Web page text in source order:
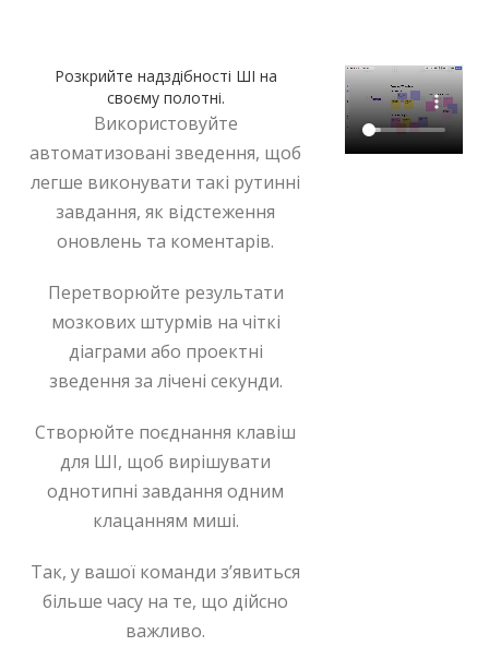
Розкрийте надздібності ШІ на
своєму полотні.
Використовуйте
автоматизовані зведення, щоб
легше виконувати такі рутинні
завдання, як відстеження
оновлень та коментарів.
Перетворюйте результати
мозкових штурмів на чіткі
діаграми або проектні
зведення за лічені секунди.
Створюйте поєднання клавіш
для ШІ, щоб вирішувати
однотипні завдання одним
клацанням миші.
Так, у вашої команди з’явиться
більше часу на те, що дійсно
важливо.